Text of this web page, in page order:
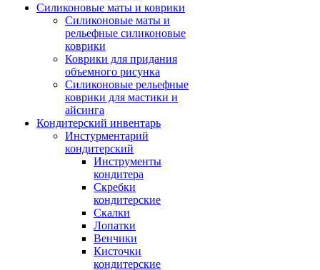
Силиконовые маты и коврики
Силиконовые маты и
рельефные силиконовые
коврики
Коврики для придания
объемного рисунка
Силиконовые рельефные
коврики для мастики и
айсинга
Кондитерский инвентарь
Инстурментарий
кондитерский
Инструменты
кондитера
Скребки
кондитерские
Скалки
Лопатки
Венчики
Кисточки
кондитерские